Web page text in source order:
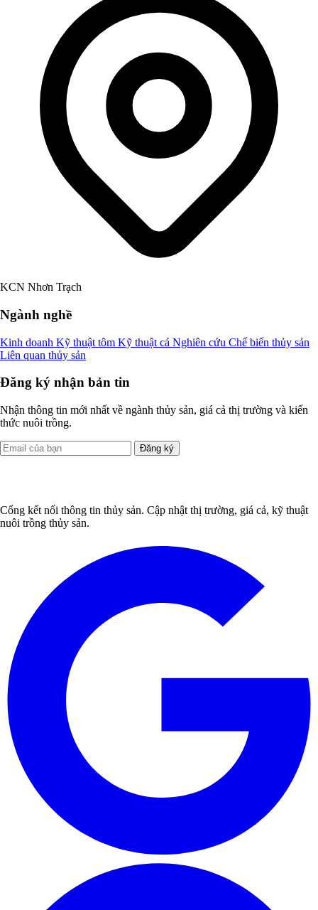
KCN Nhơn Trạch
Ngành nghề
Kinh doanh Kỹ thuật tôm Kỹ thuật cá Nghiên cứu Chế biến thủy sản
Liên quan thủy sản
Đăng ký nhận bản tin
Nhận thông tin mới nhất về ngành thủy sản, giá cả thị trường và kiến
thức nuôi trồng.
Đăng ký
Cổng kết nối thông tin thủy sản. Cập nhật thị trường, giá cả, kỹ thuật
nuôi trồng thủy sản.